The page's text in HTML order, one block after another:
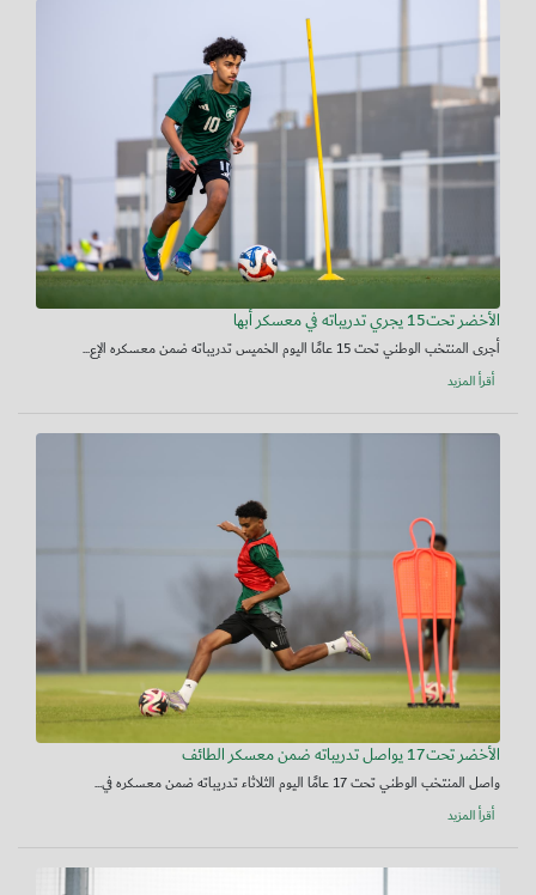
الأخضر تحت15 يجري تدريباته في معسكر أبها
أجرى المنتخب الوطني تحت 15 عامًا اليوم الخميس تدريباته ضمن معسكره الإع...
أقرأ المزيد
الأخضر تحت17 يواصل تدريباته ضمن معسكر الطائف
واصل المنتخب الوطني تحت 17 عامًا اليوم الثلاثاء تدريباته ضمن معسكره في...
أقرأ المزيد